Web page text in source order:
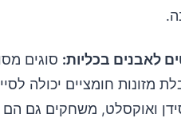
לאבנים בכליות: סוגים
מזונות חומציים יכולה
ואוקסלט, משחקים גם